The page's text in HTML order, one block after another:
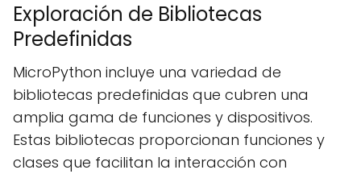
Exploración de Bibliotecas
Predefinidas
MicroPython incluye una variedad de
bibliotecas predefinidas que cubren una
amplia gama de funciones y dispositivos.
Estas bibliotecas proporcionan funciones y
clases que facilitan la interacción con